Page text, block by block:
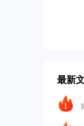
最新
1